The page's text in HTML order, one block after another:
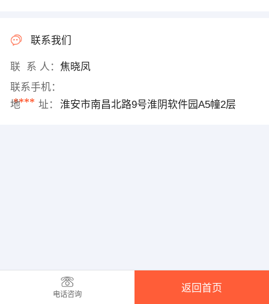
联系我们
联 系 人： 焦晓凤
联系手机：
****
地 址： 淮安市南昌北路9号淮阴软件园A5幢2层
电话咨询
返回首页